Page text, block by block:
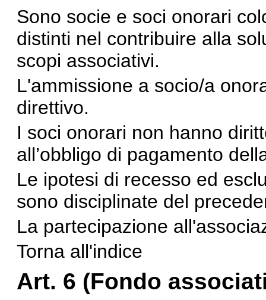
Sono socie e soci onorari
distinti nel contribuire alla
scopi associativi.
L'ammissione a socio/a
direttivo.
I soci onorari non hanno
all’obbligo di pagamento
Le ipotesi di recesso ed
sono disciplinate del
La partecipazione
Torna all'indice
Art. 6 (Fondo